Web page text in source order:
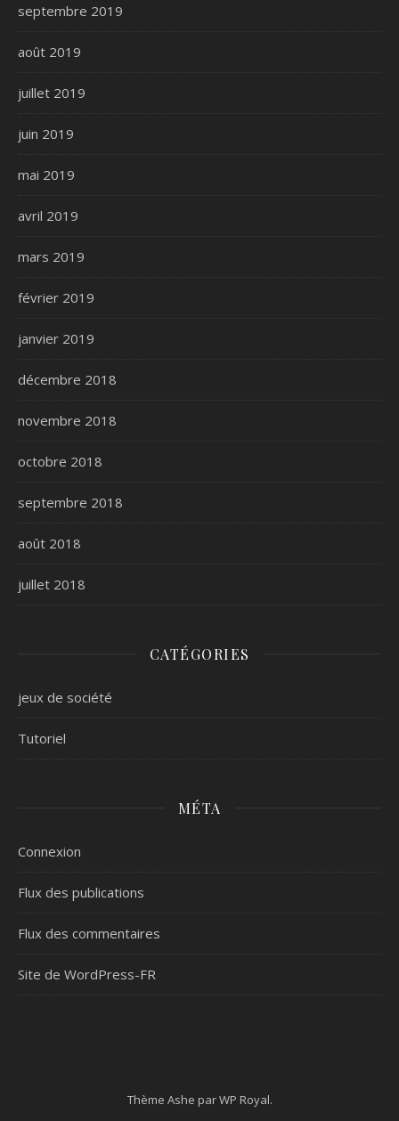
septembre 2019
août 2019
juillet 2019
juin 2019
mai 2019
avril 2019
mars 2019
février 2019
janvier 2019
décembre 2018
novembre 2018
octobre 2018
septembre 2018
août 2018
juillet 2018
CATÉGORIES
jeux de société
Tutoriel
MÉTA
Connexion
Flux des publications
Flux des commentaires
Site de WordPress-FR
Thème Ashe parWP Royal.